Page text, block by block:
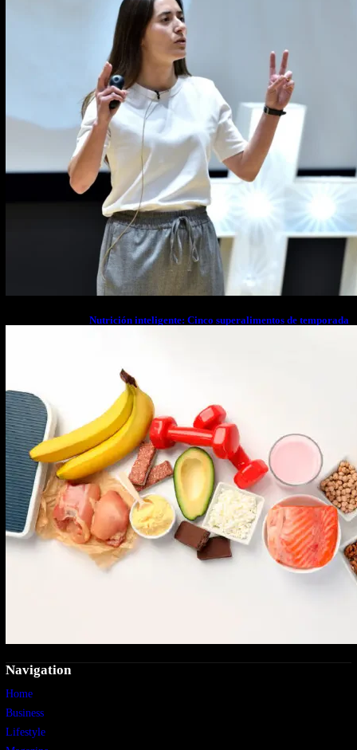
Nutrición inteligente: Cinco superalimentos de temporada
Navigation
Home
Business
Lifestyle